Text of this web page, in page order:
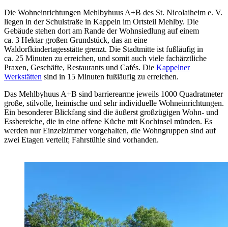
Die Wohneinrichtungen Mehlbyhuus A+B des St. Nicolaiheim e. V.
liegen in der Schulstraße in Kappeln im Ortsteil Mehlby. Die
Gebäude stehen dort am Rande der Wohnsiedlung auf einem
ca. 3 Hektar großen Grundstück, das an eine
Waldorfkindertagesstätte grenzt. Die Stadtmitte ist fußläufig in
ca. 25 Minuten zu erreichen, und somit auch viele fachärztliche
Praxen, Geschäfte, Restaurants und Cafés. Die Kappelner
Werkstätten sind in 15 Minuten fußläufig zu erreichen.
Das Mehlbyhuus A+B sind barrierearme jeweils 1000 Quadratmeter
große, stilvolle, heimische und sehr individuelle Wohneinrichtungen.
Ein besonderer Blickfang sind die äußerst großzügigen Wohn- und
Essbereiche, die in eine offene Küche mit Kochinsel münden. Es
werden nur Einzelzimmer vorgehalten, die Wohngruppen sind auf
zwei Etagen verteilt; Fahrstühle sind vorhanden.